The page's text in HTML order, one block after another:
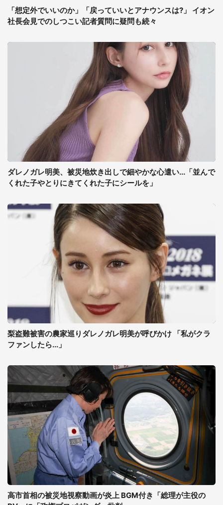
「想定外でいいのか」「戻っていいとアナウンスは?」 イオン
社長会見でのしつこい記者質問に疑問も続々
ダレノガレ明美、被災地炊き出しで細やかな心遣い...「並んで
くれた子やとりにきてくれた子にシールを」
梨盗難被害の農家巡りダレノガレ明美が呼びかけ 「私がクラ
ファンしたら...」
高市首相の被災地視察動画が炎上 BGM付き「総理が主役の